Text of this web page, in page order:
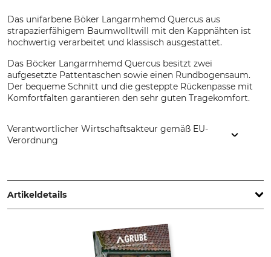
Das unifarbene Böker Langarmhemd Quercus aus
strapazierfähigem Baumwolltwill mit den Kappnähten ist
hochwertig verarbeitet und klassisch ausgestattet.
Das Böcker Langarmhemd Quercus besitzt zwei
aufgesetzte Pattentaschen sowie einen Rundbogensaum.
Der bequeme Schnitt und die gesteppte Rückenpasse mit
Komfortfalten garantieren den sehr guten Tragekomfort.
Verantwortlicher Wirtschaftsakteur gemäß EU-
Verordnung
Würzburg, Germany, www.fundm-brands.de
Artikeldetails
Produkttyp
Langarmhemd